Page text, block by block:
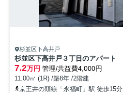
杉並区下高井戸
杉並区下高井戸３丁目のアパート
7.2万円 管理/共益費4,000円
11.00㎡ (1R) /築8年 /2階建
京王井の頭線「永福町」駅 徒歩15分